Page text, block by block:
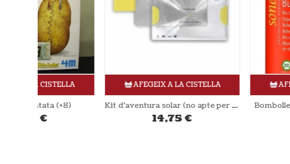
AFEGEIX A LA CISTELLA
Kit d’aventura solar (no apte per nens) SOLAR BROTHER
AFEGEIX A LA
Bombolles de sabó 45ml